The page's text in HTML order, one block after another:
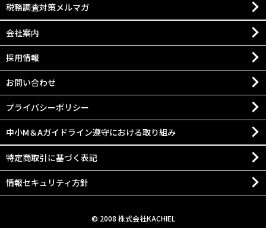
税務調査対策メルマガ
会社案内
採用情報
お問い合わせ
プライバシーポリシー
中小M＆Aガイドライン遵守における取り組み
特定商取引に基づく表記
情報セキュリティ方針
© 2008 株式会社KACHIEL